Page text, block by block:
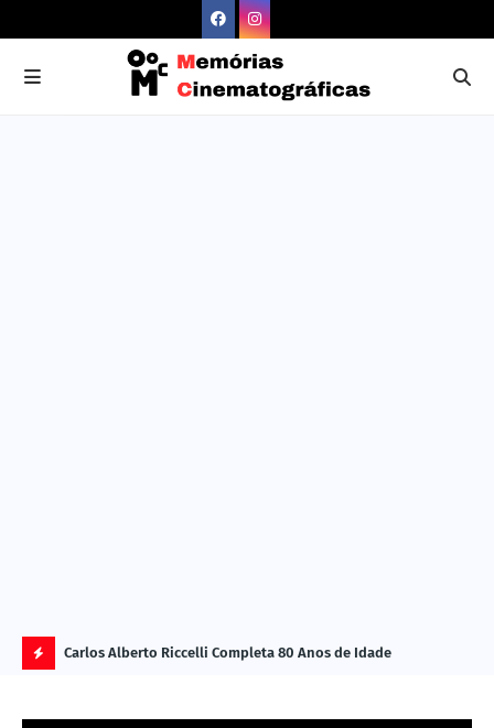
L
Carlos Alberto Riccelli Completa 80 Anos de Idade